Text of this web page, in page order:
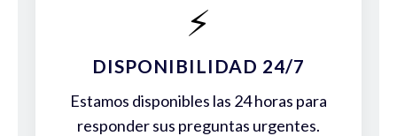
⚡
DISPONIBILIDAD 24/7
Estamos disponibles las 24 horas para
responder sus preguntas urgentes.